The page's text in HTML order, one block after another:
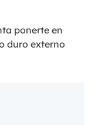
ponerte en
duro externo